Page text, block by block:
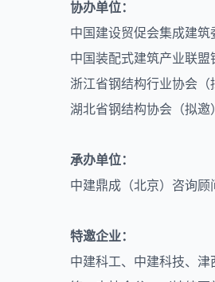
协办单位：
中国建设贸促会集成建筑
中国装配式建筑产业联
浙江省钢结构行业协会（
湖北省钢结构协会（拟邀）
承办单位：
中建鼎成（北京）咨询顾
特邀企业：
中建科工、中建科技、